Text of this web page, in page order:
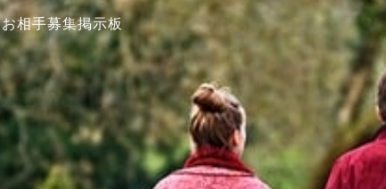
相手募集掲示板